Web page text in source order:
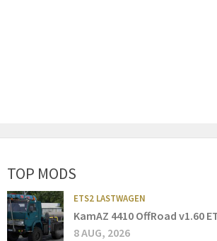
TOP MODS
ETS2 LASTWAGEN
KamAZ 4410 OffRoad v1.60
8 AUG, 2026